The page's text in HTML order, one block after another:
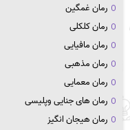
رمان غمگین
رمان کلکلی
رمان مافیایی
رمان مذهبی
رمان معمایی
رمان های جنایی وپلیسی
رمان هیجان انگیز